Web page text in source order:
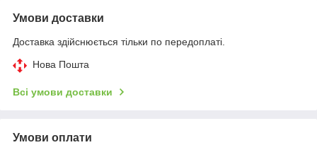
Умови доставки
Доставка здійснюється тільки по передоплаті.
Нова Пошта
Всі умови доставки
Умови оплати